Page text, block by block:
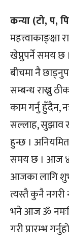
कन्या (टो, प,
खेप्नुपर्ने समय छ
बीचमा नै
सम्बन्ध राख्नु
काम गर्नु हुँदैन,
सल्लाह, सुझाव
हुन्छ ।
समय छ । आज
आजका लागि
त्यस्तै कुनै नगरी
भने आज ॐ
गरी प्रारम्भ